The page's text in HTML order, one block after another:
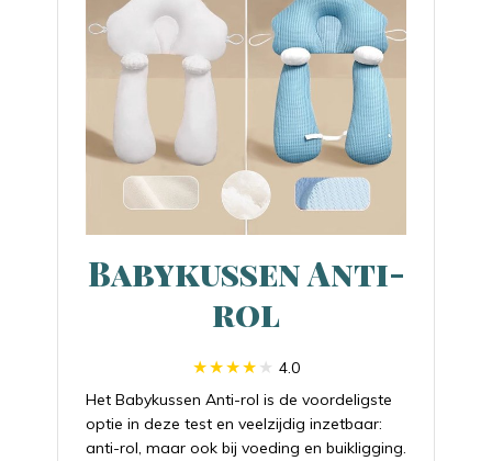
Babykussen Anti-
rol
4.0
Het Babykussen Anti-rol is de voordeligste
optie in deze test en veelzijdig inzetbaar:
anti-rol, maar ook bij voeding en buikligging.